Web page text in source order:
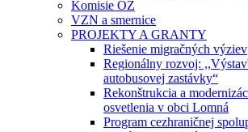
Komisie OZ
VZN a smernice
PROJEKTY A GRANTY
Riešenie migračných výziev
Regionálny rozvoj:
autobusovej zastávky“
Rekonštrukcia a
osvetlenia v obci Lomná
Program cezhraničnej